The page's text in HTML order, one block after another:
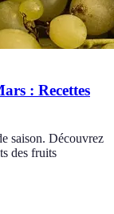
: Recettes
saison. Découvrez
des fruits